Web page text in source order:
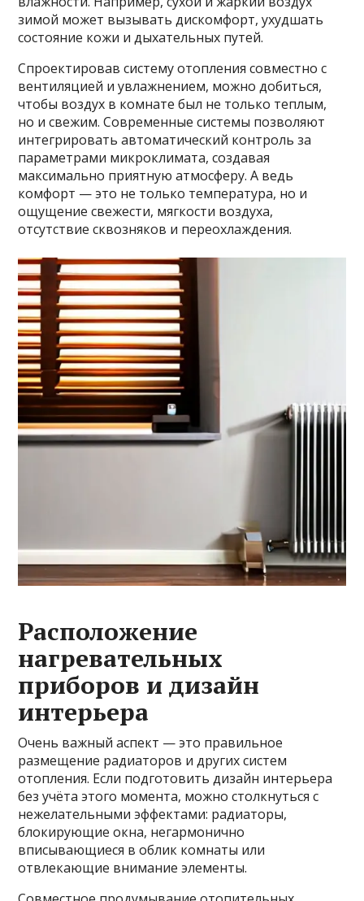
зимой может вызывать дискомфорт, ухудшать
состояние кожи и дыхательных путей.
Спроектировав систему отопления совместно с
вентиляцией и увлажнением, можно добиться,
чтобы воздух в комнате был не только теплым,
но и свежим. Современные системы позволяют
интегрировать автоматический контроль за
параметрами микроклимата, создавая
максимально приятную атмосферу. А ведь
комфорт — это не только температура, но и
ощущение свежести, мягкости воздуха,
отсутствие сквозняков и переохлаждения.
Расположение
нагревательных
приборов и дизайн
интерьера
Очень важный аспект — это правильное
размещение радиаторов и других систем
отопления. Если подготовить дизайн интерьера
без учёта этого момента, можно столкнуться с
нежелательными эффектами: радиаторы,
блокирующие окна, негармонично
вписывающиеся в облик комнаты или
отвлекающие внимание элементы.